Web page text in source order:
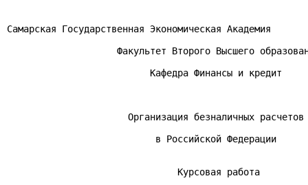
Самарская Государственная Экономическая Академия
Факультет Второго Высшего
                          Кафедра Финансы и кредит
                      Организация безналичных расчетов
                           в Российской Федерации
                               Курсовая работа